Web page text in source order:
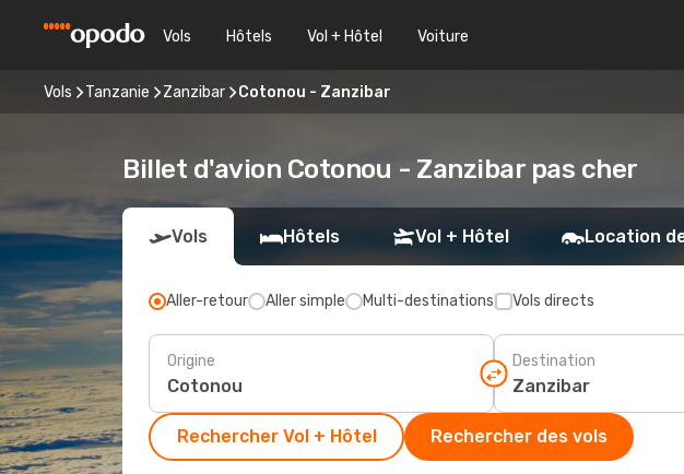
Vols Hôtels Vol + Hôtel Voiture
Vols Tanzanie Zanzibar Cotonou - Zanzibar
Billet d'avion Cotonou - Zanzibar pas cher
Vols Hôtels Vol + Hôtel Location
Aller-retour Aller simple Multi-destinations Vols directs
Origine Destination
Rechercher Vol + Hôtel Rechercher des vols